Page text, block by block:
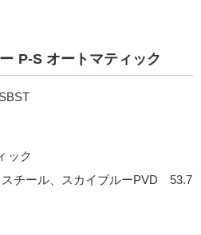
P-S オートマティック
ック
チール、スカイブルーPVD 53.7